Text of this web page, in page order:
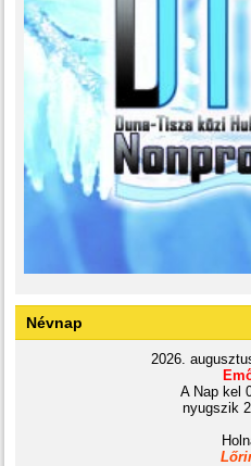
Névnap
2026.
A Nap kel
nyugszik